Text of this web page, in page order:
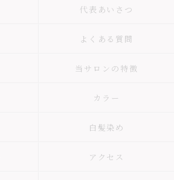
代表あいさつ
よくある質問
当サロンの特徴
カラー
白髪染め
アクセス